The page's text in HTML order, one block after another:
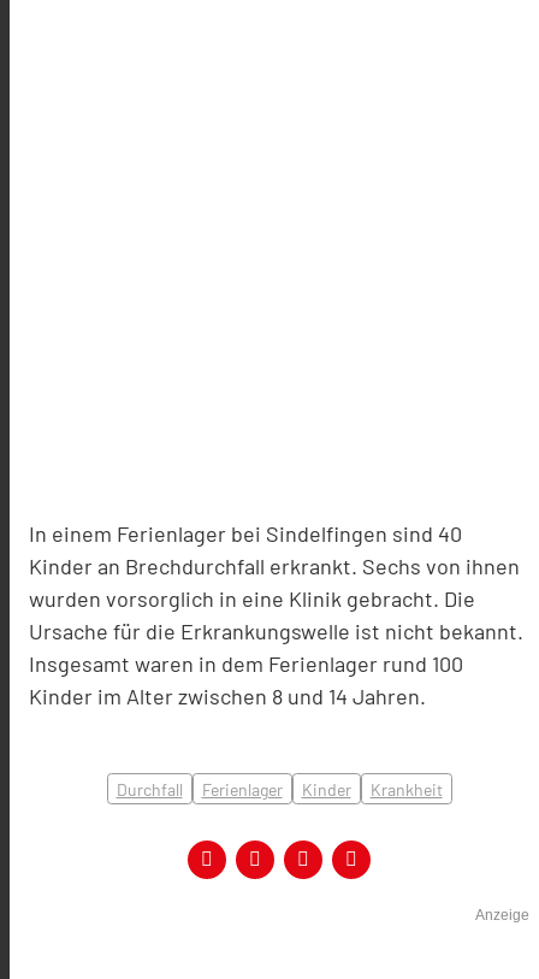
In einem Ferienlager bei Sindelfingen sind 40
Kinder an Brechdurchfall erkrankt. Sechs von ihnen
wurden vorsorglich in eine Klinik gebracht. Die
Ursache für die Erkrankungswelle ist nicht bekannt.
Insgesamt waren in dem Ferienlager rund 100
Kinder im Alter zwischen 8 und 14 Jahren.
Durchfall Ferienlager Kinder Krankheit
Anzeige